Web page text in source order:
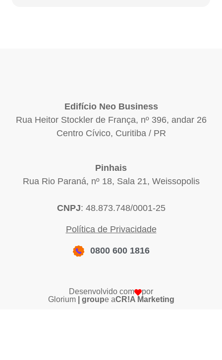
Edifício Neo Business
Rua Heitor Stockler de França, nº 396, andar 26
Centro Cívico, Curitiba / PR
Pinhais
Rua Rio Paraná, nº 18, Sala 21, Weissopolis
CNPJ: 48.873.748/0001-25
Política de Privacidade
0800 600 1816
Desenvolvido com
por
Glorium
| groupe aCR!A Marketing